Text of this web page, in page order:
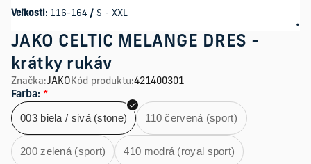
Veľkosti : 116-164 / S - XXL
JAKO CELTIC MELANGE DRES -
krátky rukáv
Značka:JAKOKód produktu:421400301
Farba: *
003 biela / sivá (stone) 110 červená (sport)
200 zelená (sport) 410 modrá (royal sport)